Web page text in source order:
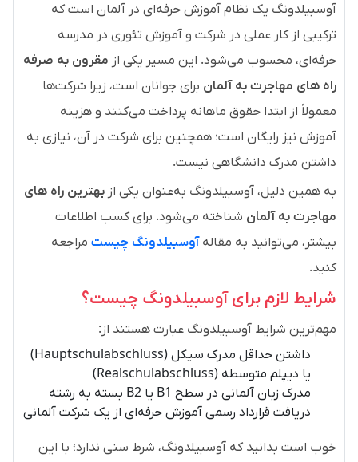
آوسبیلدونگ یک نظام آموزش حرفه‌ای در آلمان است که
ترکیبی از کار عملی در شرکت و آموزش تئوری در مدرسه
حرفه‌ای، محسوب می‌شود. این مسیر یکی از مقرون به صرفه
راه های مهاجرت به آلمان برای جوانان است، زیرا شرکت‌ها
معمولاً از ابتدا حقوق ماهانه پرداخت می‌کنند و هزینه
آموزش نیز رایگان است؛ همچنین برای شرکت در آن، نیازی به
داشتن مدرک دانشگاهی نیست.
به همین دلیل، آوسبیلدونگ به‌عنوان یکی از بهترین راه های
مهاجرت به آلمان شناخته می‌شود. برای کسب اطلاعات
بیشتر، می‌توانید به مقالهآوسبیلدونگ چیست مراجعه
کنید.
شرایط لازم برای آوسبیلدونگ چیست؟
مهم‌ترین شرایط آوسبیلدونگ عبارت هستند از:
داشتن حداقل مدرک سیکل (Hauptschulabschluss)
یا دیپلم متوسطه (Realschulabschluss)
مدرک زبان آلمانی در سطح B1 یا B2 بسته به رشته
دریافت قرارداد رسمی آموزش حرفه‌ای از یک شرکت آلمانی
خوب است بدانید که آوسبیلدونگ، شرط سنی ندارد؛ با این